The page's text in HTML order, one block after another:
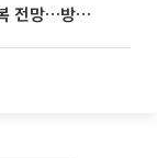
iM "LIG D&A, 천궁-II 매출 하반기 회복 전망…방산 톱픽 유지"